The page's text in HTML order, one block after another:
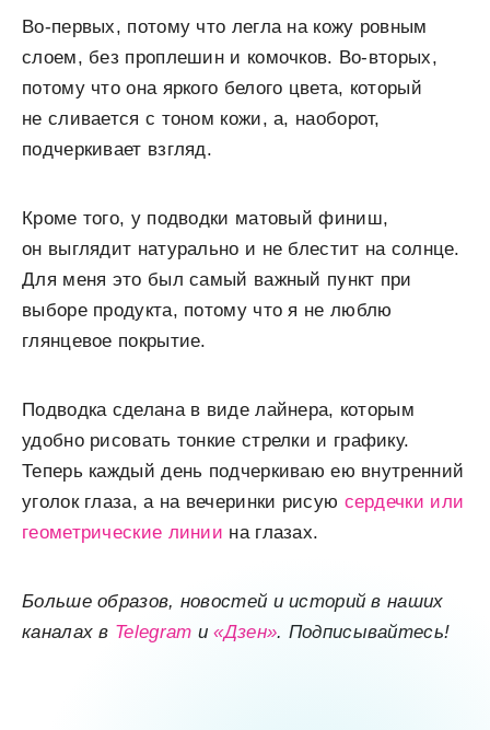
Во-первых, потому что легла на кожу ровным
слоем, без проплешин и комочков. Во-вторых,
потому что она яркого белого цвета, который
не сливается с тоном кожи, а, наоборот,
подчеркивает взгляд.
Кроме того, у подводки матовый финиш,
он выглядит натурально и не блестит на солнце.
Для меня это был самый важный пункт при
выборе продукта, потому что я не люблю
глянцевое покрытие.
Подводка сделана в виде лайнера, которым
удобно рисовать тонкие стрелки и графику.
Теперь каждый день подчеркиваю ею внутренний
уголок глаза, а на вечеринки рисую сердечки или
геометрические линии на глазах.
Больше образов, новостей и историй в наших
каналах в Telegram и«Дзен». Подписывайтесь!